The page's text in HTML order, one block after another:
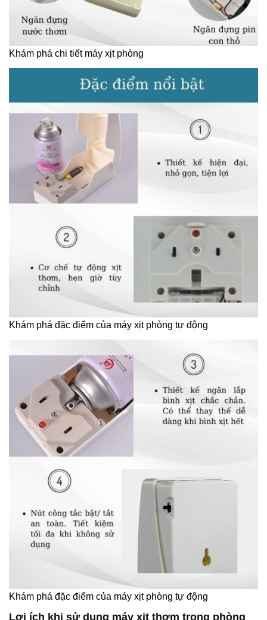
Khám phá chi tiết máy xịt phòng
Khám phá đặc điểm của máy xịt phòng tự động
Khám phá đặc điểm của máy xịt phòng tự động
Lợi ích khi sử dụng máy xịt thơm trong phòng